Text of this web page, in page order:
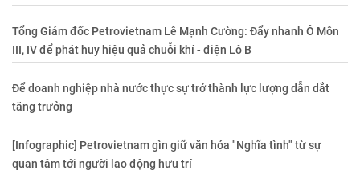
Tổng Giám đốc Petrovietnam Lê Mạnh Cường: Đẩy nhanh Ô Môn
III, IV để phát huy hiệu quả chuỗi khí - điện Lô B
Để doanh nghiệp nhà nước thực sự trở thành lực lượng dẫn dắt
tăng trưởng
[Infographic] Petrovietnam gìn giữ văn hóa "Nghĩa tình" từ sự
quan tâm tới người lao động hưu trí